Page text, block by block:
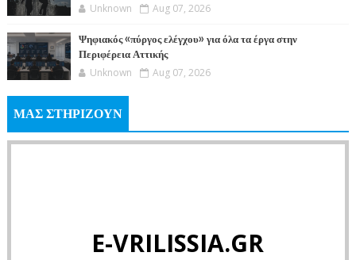
Unknown Aug 07, 2026
Ψηφιακός «πύργος ελέγχου» για όλα τα έργα στην
Περιφέρεια Αττικής
Unknown Aug 07, 2026
ΜΑΣ ΣΤΗΡΙΖΟΥΝ
E-VRILISSIA.GR